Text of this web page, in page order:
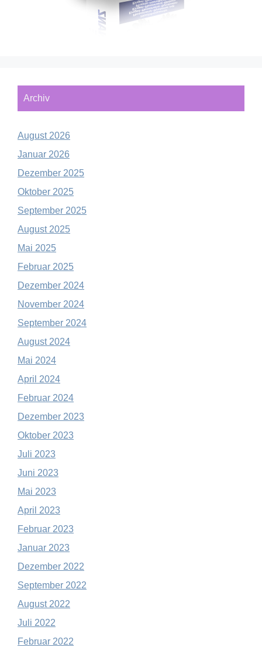
Archiv
August 2026
Januar 2026
Dezember 2025
Oktober 2025
September 2025
August 2025
Mai 2025
Februar 2025
Dezember 2024
November 2024
September 2024
August 2024
Mai 2024
April 2024
Februar 2024
Dezember 2023
Oktober 2023
Juli 2023
Juni 2023
Mai 2023
April 2023
Februar 2023
Januar 2023
Dezember 2022
September 2022
August 2022
Juli 2022
Februar 2022